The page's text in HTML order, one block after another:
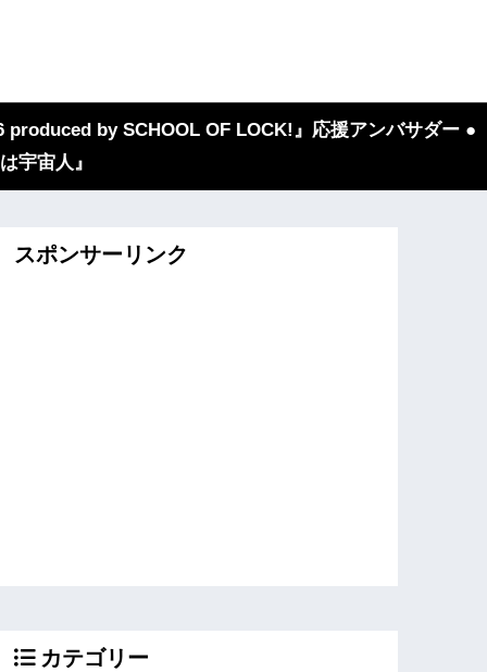
by SCHOOL OF LOCK!』応援アンバサダー ●
宇宙人』
スポンサーリンク
カテゴリー